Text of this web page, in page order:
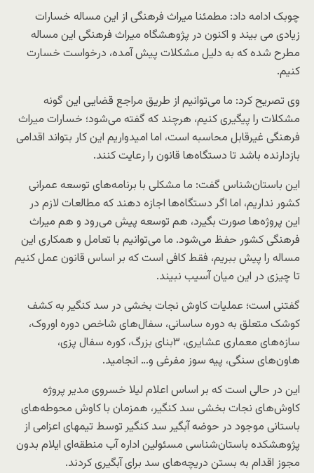
چوبک ادامه داد: مطمئنا میراث فرهنگی از این مساله خسارات
زیادی می بیند و اکنون در پژوهشگاه میراث فرهنگی این مساله
مطرح شده که به دلیل مشکلات پیش آمده، درخواست خسارت
کنیم.
وی تصریح کرد: ما می‌توانیم از طریق مراجع قضایی این گونه
مشکلات را پیگیری کنیم، هرچند که گفته می‌شود؛ خسارات میراث
فرهنگی غیرقابل محاسبه است، اما امیدواریم این کار بتواند اقدامی
بازدارنده باشد تا دستگاه‌ها قانون را رعایت کنند.
این باستان‌شناس گفت: ما مشکلی با برنامه‌های توسعه عمرانی
کشور نداریم، اما اگر دستگاه‌ها اجازه دهند که مطالعات لازم در
این پروژه‌ها صورت بگیرد، هم توسعه پیش می‌رود و هم میراث
فرهنگی کشور حفظ می‌شود. ما می‌توانیم با تعامل و همکاری این
مساله را پیش ببریم، فقط کافی است که بر اساس قانون عمل کنیم
تا چیزی در این میان آسیب نبیند.
گفتنی است؛ عملیات کاوش نجات بخشی در سد کنگیر به کشف
کوشک متعلق به دوره ساسانی، سفال‌های شاخص دوره اوروک،
سازه‌های معماری عشایری، ۳بنای بزرگ، کوره سفال پزی،
هاون‌های سنگی، پیه سوز مفرغی و… انجامید.
این در حالی است که بر اساس اعلام لیلا خسروی مدیر پروژه
کاوش‌های نجات بخشی سد کنگیر، همزمان با کاوش محوطه‌های
باستانی موجود در حوضه آبگیر سد کنگیر توسط تیمهای اعزامی از
پژوهشکده باستان‌شناسی مسئولین اداره آب منطقه‌ای ایلام بدون
مجوز اقدام به بستن دریچه‌های سد برای آبگیری کردند.